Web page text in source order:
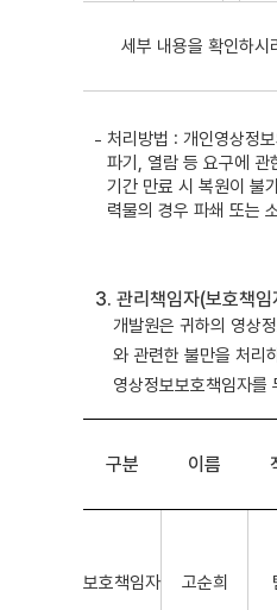
세부 내용을 확인하
처리방법 : 개인영상정
파기, 열람 등 요구에 관
기간 만료 시 복원이 불
력물의 경우 파쇄 또는
3. 관리책임자(보호책
개발원은 귀하의 영상
와 관련한 불만을 처리
영상정보보호책임자를
구분 이름
보호책임자 고순희